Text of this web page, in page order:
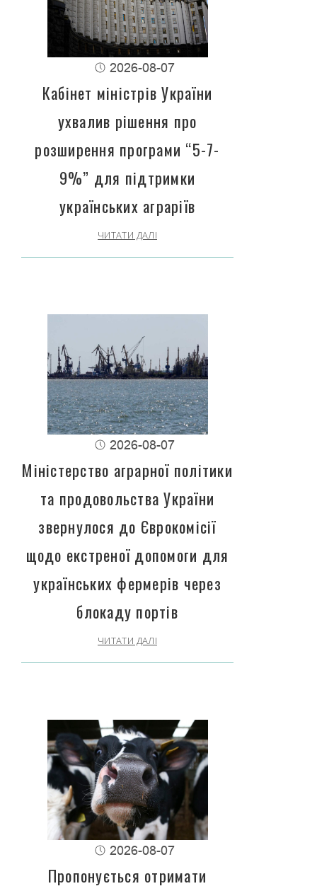
2026-08-07
Кабінет міністрів України
ухвалив рішення про
розширення програми “5-7-
9%” для підтримки
українських аграріїв
ЧИТАТИ ДАЛІ
2026-08-07
Міністерство аграрної політики
та продовольства України
звернулося до Єврокомісії
щодо екстреної допомоги для
українських фермерів через
блокаду портів
ЧИТАТИ ДАЛІ
2026-08-07
Пропонується отримати